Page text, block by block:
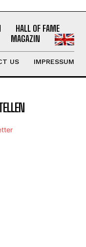
HALL OF FAME
MAGAZIN
US IMPRESSUM